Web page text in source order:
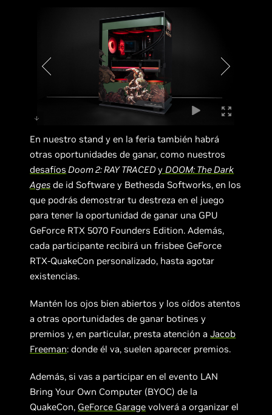
En nuestro stand y en la feria también habrá
otras oportunidades de ganar, como nuestros
desafíos Doom 2: RAY TRACEDyDOOM: The Dark
Ages de id Software y Bethesda Softworks, en los
que podrás demostrar tu destreza en el juego
para tener la oportunidad de ganar una GPU
GeForce RTX 5070 Founders Edition. Además,
cada participante recibirá un frisbee GeForce
RTX-QuakeCon personalizado, hasta agotar
existencias.
Mantén los ojos bien abiertos y los oídos atentos
a otras oportunidades de ganar botines y
premios y, en particular, presta atención aJacob
Freeman: donde él va, suelen aparecer premios.
Además, si vas a participar en el evento LAN
Bring Your Own Computer (BYOC) de la
QuakeCon, GeForce Garage volverá a organizar el